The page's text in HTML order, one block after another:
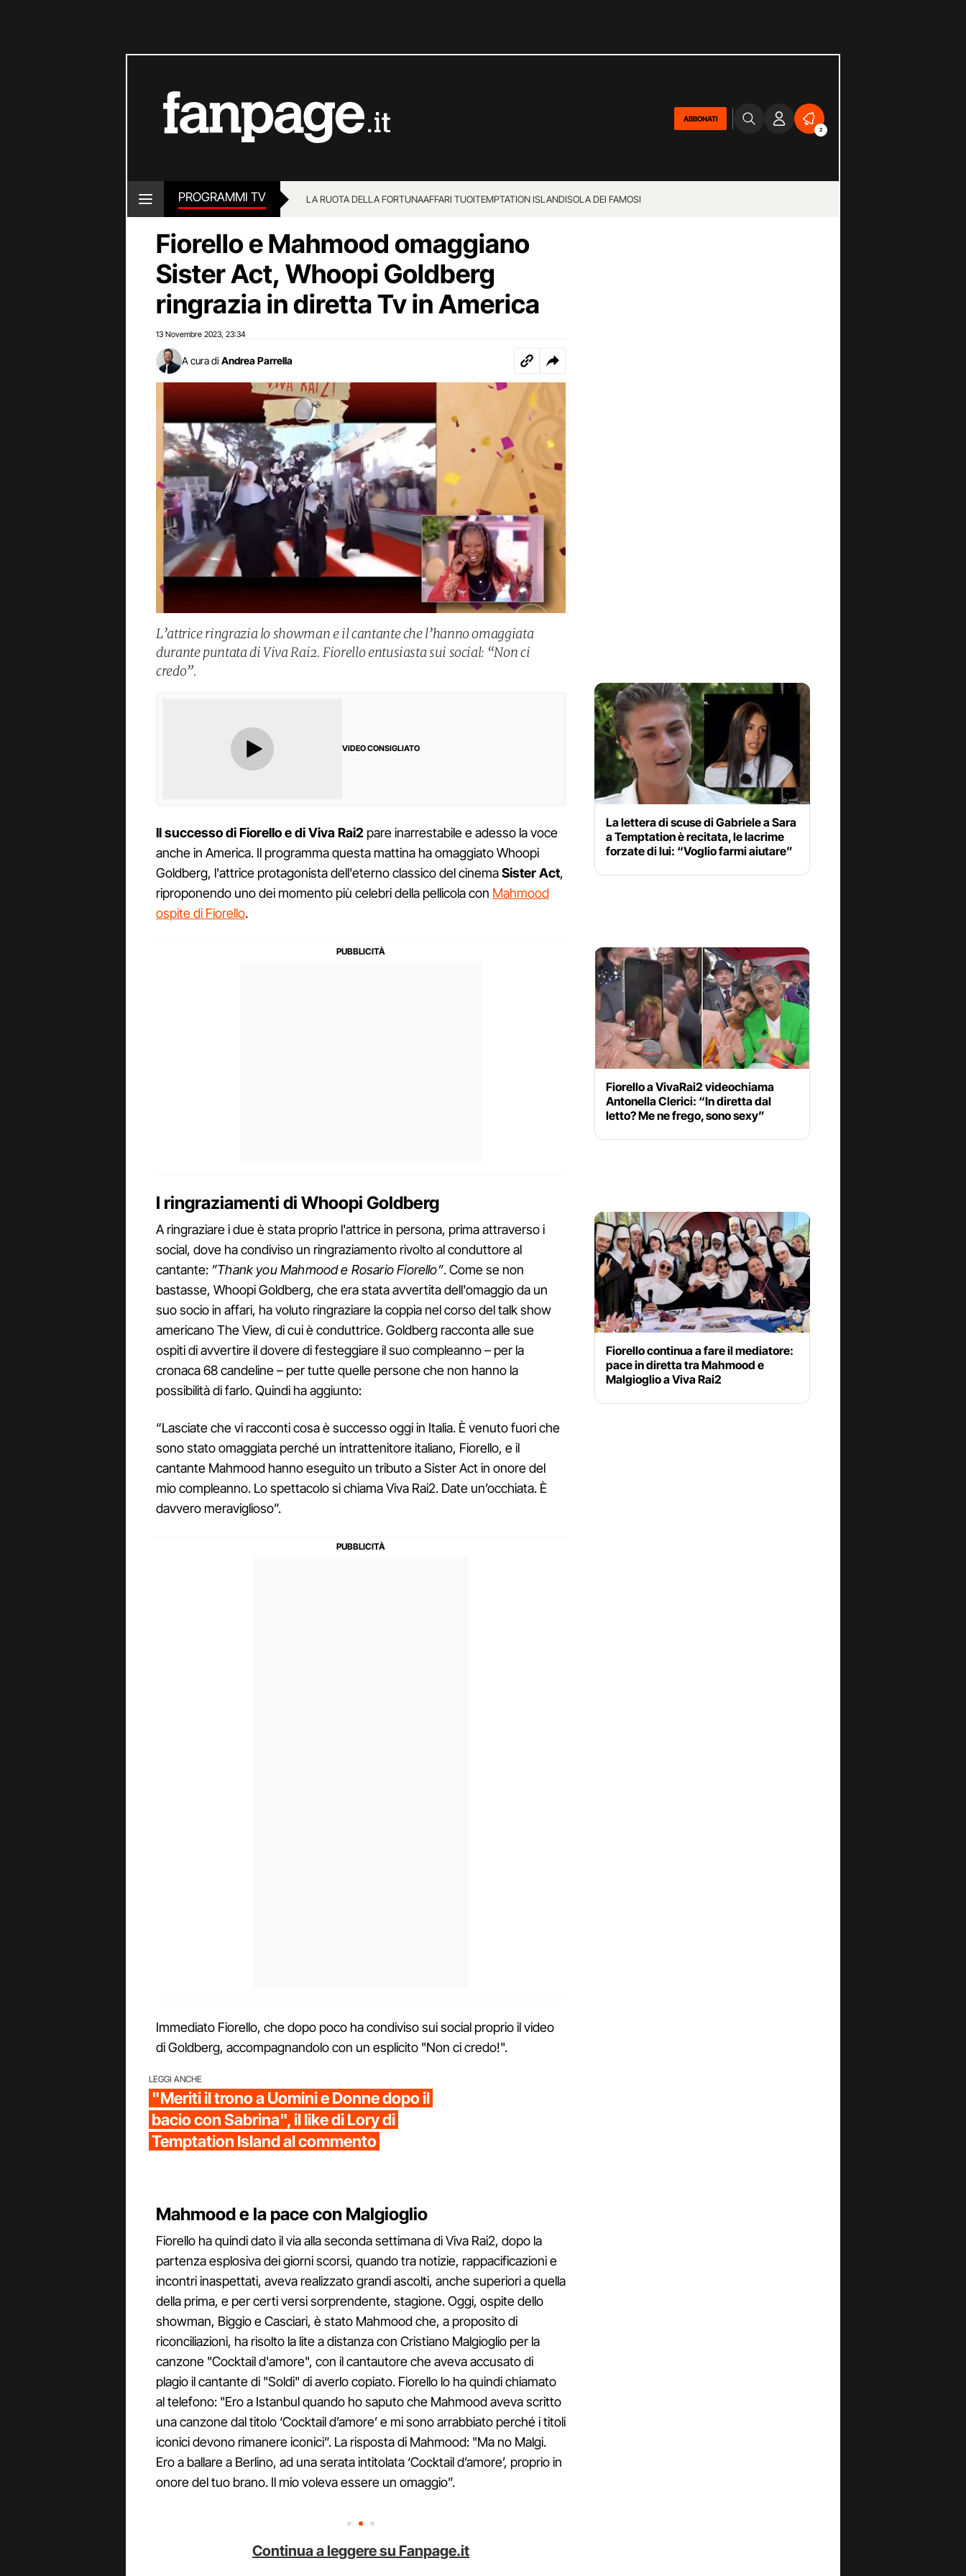
ABBONATI
2
PROGRAMMI TV LA RUOTA DELLA FORTUNAAFFARI TUOITEMPTATION ISLANDISOLA DEI FAMOSI
Fiorello e Mahmood omaggiano
Sister Act, Whoopi Goldberg
ringrazia in diretta Tv in America
13 Novembre 2023 23:34
A cura di Andrea Parrella
L’attrice ringrazia lo showman e il cantante che l’hanno omaggiata
durante puntata di Viva Rai2. Fiorello entusiasta sui social: “Non ci
credo”.
VIDEO CONSIGLIATO
Il successo di Fiorello e di Viva Rai2 pare inarrestabile e adesso la voce
anche in America. Il programma questa mattina ha omaggiato Whoopi
Goldberg, l'attrice protagonista dell'eterno classico del cinemaSister Act,
riproponendo uno dei momento più celebri della pellicola con Mahmood
ospite di Fiorello.
I ringraziamenti di Whoopi Goldberg
A ringraziare i due è stata proprio l'attrice in persona, prima attraverso i
social, dove ha condiviso un ringraziamento rivolto al conduttore al
cantante: ”Thank you Mahmood e Rosario Fiorello”. Come se non
bastasse, Whoopi Goldberg, che era stata avvertita dell'omaggio da un
suo socio in affari, ha voluto ringraziare la coppia nel corso del talk show
americano The View, di cui è conduttrice. Goldberg racconta alle sue
ospiti di avvertire il dovere di festeggiare il suo compleanno – per la
cronaca 68 candeline – per tutte quelle persone che non hanno la
possibilità di farlo. Quindi ha aggiunto:
“Lasciate che vi racconti cosa è successo oggi in Italia. È venuto fuori che
sono stato omaggiata perché un intrattenitore italiano, Fiorello, e il
cantante Mahmood hanno eseguito un tributo a Sister Act in onore del
mio compleanno. Lo spettacolo si chiama Viva Rai2. Date un’occhiata. È
davvero meraviglioso”.
Immediato Fiorello, che dopo poco ha condiviso sui social proprio il video
di Goldberg, accompagnandolo con un esplicito "Non ci credo!".
LEGGI ANCHE
"Meriti il trono a Uomini e Donne dopo il
bacio con Sabrina", il like di Lory di
Temptation Island al commento
Mahmood e la pace con Malgioglio
Fiorello ha quindi dato il via alla seconda settimana di Viva Rai2, dopo la
partenza esplosiva dei giorni scorsi, quando tra notizie, rappacificazioni e
incontri inaspettati, aveva realizzato grandi ascolti, anche superiori a quella
della prima, e per certi versi sorprendente, stagione. Oggi, ospite dello
showman, Biggio e Casciari, è stato Mahmood che, a proposito di
riconciliazioni, ha risolto la lite a distanza con Cristiano Malgioglio per la
canzone "Cocktail d'amore", con il cantautore che aveva accusato di
plagio il cantante di "Soldi" di averlo copiato. Fiorello lo ha quindi chiamato
al telefono: "Ero a Istanbul quando ho saputo che Mahmood aveva scritto
una canzone dal titolo ‘Cocktail d’amore’ e mi sono arrabbiato perché i titoli
iconici devono rimanere iconici”. La risposta di Mahmood: "Ma no Malgi.
Ero a ballare a Berlino, ad una serata intitolata ‘Cocktail d’amore’, proprio in
onore del tuo brano. Il mio voleva essere un omaggio”.
Continua a leggere su Fanpage.it
La lettera di scuse di Gabriele a Sara
a Temptation è recitata, le lacrime
forzate di lui: “Voglio farmi aiutare”
Fiorello a VivaRai2 videochiama
Antonella Clerici: “In diretta dal
letto? Me ne frego, sono sexy”
Fiorello continua a fare il mediatore:
pace in diretta tra Mahmood e
Malgioglio a Viva Rai2